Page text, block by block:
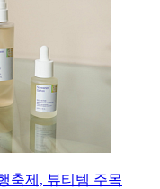
축제, 뷰티템 주목